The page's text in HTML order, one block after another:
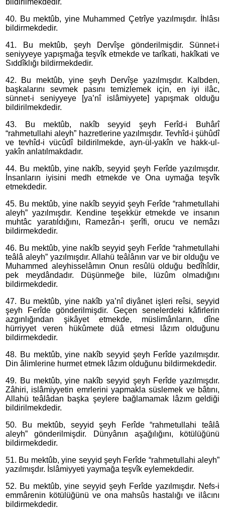
40. Bu mektûb, yine Muhammed Çetrîye yazılmışdır. İhlâsı
bildirmekdedir.
41. Bu mektûb, şeyh Dervîşe gönderilmişdir. Sünnet-i
seniyyeye yapışmağa teşvîk etmekde ve tarîkati, hakîkati ve
Sıddîklığı bildirmekdedir.
42. Bu mektûb, yine şeyh Dervîşe yazılmışdır. Kalbden,
başkalarını sevmek pasını temizlemek için, en iyi ilâc,
sünnet-i seniyyeye [ya’nî islâmiyyete] yapışmak olduğu
bildirilmekdedir.
43. Bu mektûb, nakîb seyyid şeyh Ferîd-i Buhârî
“rahmetullahi aleyh” hazretlerine yazılmışdır. Tevhîd-i şühûdî
ve tevhîd-i vücûdî bildirilmekde, ayn-ül-yakîn ve hakk-ul-
yakîn anlatılmakdadır.
44. Bu mektûb, yine nakîb, seyyid şeyh Ferîde yazılmışdır.
İnsanların iyisini medh etmekde ve Ona uymağa teşvîk
etmekdedir.
45. Bu mektûb, yine nakîb seyyid şeyh Ferîde “rahmetullahi
aleyh” yazılmışdır. Kendine teşekkür etmekde ve insanın
muhtâc yaratıldığını, Ramezân-ı şerîfi, orucu ve nemâzı
bildirmekdedir.
46. Bu mektûb, yine nakîb seyyid şeyh Ferîde “rahmetullahi
teâlâ aleyh” yazılmışdır. Allahü teâlânın var ve bir olduğu ve
Muhammed aleyhisselâmın Onun resûlü olduğu bedîhîdir,
pek meydândadır. Düşünmeğe bile, lüzûm olmadığını
bildirmekdedir.
47. Bu mektûb, yine nakîb ya’nî diyânet işleri reîsi, seyyid
şeyh Ferîde gönderilmişdir. Geçen senelerdeki kâfirlerin
azgınlığından şikâyet etmekde, müslimânların, dîne
hürriyyet veren hükûmete düâ etmesi lâzım olduğunu
bildirmekdedir.
48. Bu mektûb, yine nakîb seyyid şeyh Ferîde yazılmışdır.
Din âlimlerine hurmet etmek lâzım olduğunu bildirmekdedir.
49. Bu mektûb, yine nakîb seyyid şeyh Ferîde yazılmışdır.
Zâhiri, islâmiyyetin emrlerini yapmakla süslemek ve bâtını,
Allahü teâlâdan başka şeylere bağlamamak lâzım geldiği
bildirilmekdedir.
50. Bu mektûb, seyyid şeyh Ferîde “rahmetullahi teâlâ
aleyh” gönderilmişdir. Dünyânın aşağılığını, kötülüğünü
bildirmekdedir.
51. Bu mektûb, yine seyyid şeyh Ferîde “rahmetullahi aleyh”
yazılmışdır. İslâmiyyeti yaymağa teşvîk eylemekdedir.
52. Bu mektûb, yine seyyid şeyh Ferîde yazılmışdır. Nefs-i
emmârenin kötülüğünü ve ona mahsûs hastalığı ve ilâcını
bildirmekdedir.